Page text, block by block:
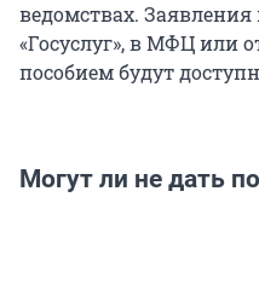
ведомствах. Заявления
«Госуслуг», в МФЦ или
пособием будут
Могут ли не дать